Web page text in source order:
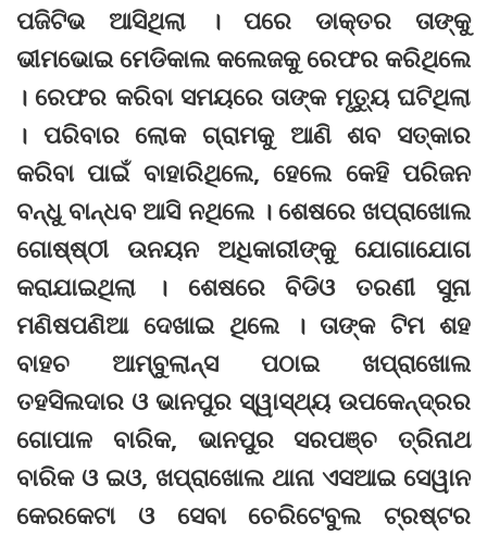
ପଜିଟିଭ ଆସିଥିଲା । ପରେ ଡାକ୍ତର ତାଙ୍କୁ
ଭୀମଭୋଇ ମେଡିକାଲ କଲେଜକୁ ରେଫର କରିଥିଲେ
। ରେଫର କରିବା ସମୟରେ ତାଙ୍କ ମୃତ୍ୟୁ ଘଟିଥିଲା
। ପରିବାର ଲୋକ ଗ୍ରାମକୁ ଆଣି ଶବ ସତ୍କାର
କରିବା ପାଇଁ ବାହାରିଥିଲେ, ହେଲେ କେହି ପରିଜନ
ବନ୍ଧୁ ବାନ୍ଧବ ଆସି ନଥିଲେ । ଶେଷରେ ଖପ୍ରାଖୋଲ
ଗୋଷ୍‌ଷ୍ଠୀ ଉନୟନ ଅଧିକାରୀଙ୍କୁ ଯୋଗାଯୋଗ
କରାଯାଇଥିଲା । ଶେଷରେ ବିଡିଓ ତରଣୀ ସୁନା
ମଣିଷପଣିଆ ଦେଖାଇ ଥିଲେ । ତାଙ୍କ ଟିମ ଶହ
ବାହଚ ଆମ୍ବୁଲାନ୍ସ ପଠାଇ ଖପ୍ରାଖୋଲ
ତହସିଲଦାର ଓ ଭାନପୁର ସ୍ୱାସ୍ଥ୍ୟ ଉପକେନ୍ଦ୍ରର
ଗୋପାଳ ବାରିକ, ଭାନପୁର ସରପଞ୍ଚ ତ୍ରିନାଥ
ବାରିକ ଓ ଇଓ, ଖପ୍ରାଖୋଲ ଥାନା ଏସଆଇ ସେୱାନ
କେରକେଟା ଓ ସେବା ଚେରିଟେବୁଲ ଟ୍ରଷ୍ଟର